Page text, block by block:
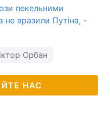
пекельними
не вразили Путіна, -
Орбан
НАС